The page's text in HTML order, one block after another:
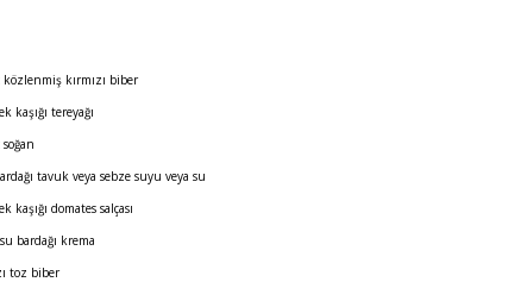
kırmızı biber
kaşığı tereyağı
tavuk veya sebze suyu veya su
kaşığı domates salçası
bardağı krema
toz biber